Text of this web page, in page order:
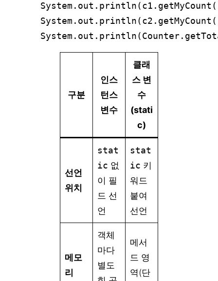
구분
인스
턴스
변수
클래
스 변
수
(stati
c)
선언
위치
stat
ic 없
이 필
드 선
언
stat
ic 키
워드
붙여
선언
메모
리
객체
마다
별도
메서
드 영
역(단